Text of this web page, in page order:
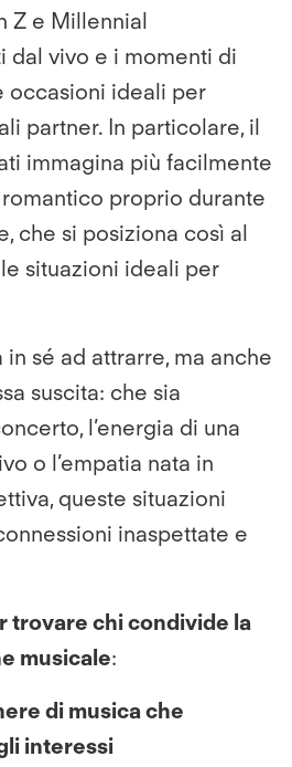
Z e Millennial
dal vivo e i momenti di
occasioni ideali per
partner. In particolare, il
immagina più facilmente
proprio durante
che si posiziona così al
situazioni ideali per
in sé ad attrarre, ma anche
suscita: che sia
l’energia di una
o l’empatia nata in
queste situazioni
inaspettate e
trovare chi condivide la
musicale:
di musica che
interessi